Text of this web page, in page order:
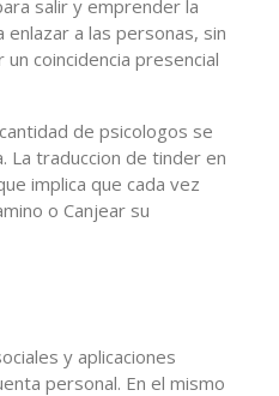
salir y emprender la
a las personas, sin
coincidencia presencial
de psicologos se
La traduccion de tinder en
implica que cada vez
o Canjear su
y aplicaciones
personal. En el mismo